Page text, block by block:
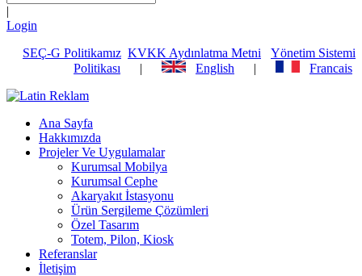
|
Login
SEÇ-G Politikamız KVKK Aydınlatma Metni
Yönetim Sistemi
Politikası | English | Francais
Ana Sayfa
Hakkımızda
Projeler Ve Uygulamalar
Kurumsal Mobilya
Kurumsal Cephe
Akaryakıt İstasyonu
Ürün Sergileme Çözümleri
Özel Tasarım
Totem, Pilon, Kiosk
Referanslar
İletişim